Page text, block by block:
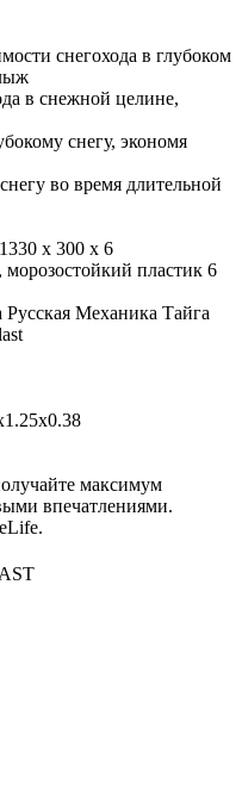
снегохода в глубоком
в снежной целине,
снегу, экономя
во время длительной
x 300 x 6
пластик 6
Русская Механика Тайга
максимум
впечатлениями.